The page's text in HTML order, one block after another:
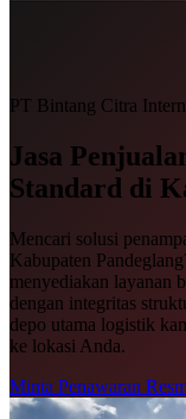
PT Bintang Citra
Jasa
Standard di
Mencari solusi
Kabupaten
menyediakan layanan
dengan integritas
depo utama logistik
ke lokasi Anda.
Minta Penawaran